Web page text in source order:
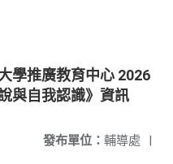
學推廣教育中心 2026
與自我認識》資訊
發布單位： 輔導處 |